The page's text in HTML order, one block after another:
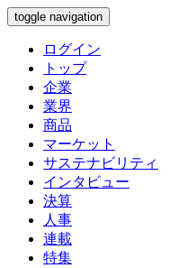
toggle navigation
ログイン
トップ
企業
業界
商品
マーケット
サステナビリティ
インタビュー
決算
人事
連載
特集